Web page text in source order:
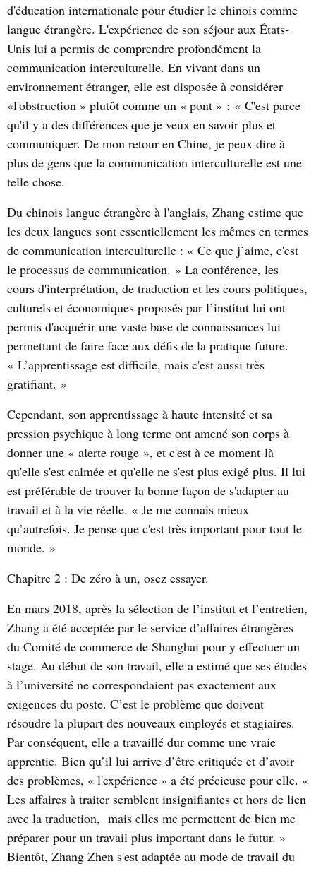
d'éducation internationale pour étudier le chinois comme
langue étrangère. L'expérience de son séjour aux États-
Unis lui a permis de comprendre profondément la
communication interculturelle. En vivant dans un
environnement étranger, elle est disposée à considérer
«l'obstruction » plutôt comme un « pont » : « C'est parce
qu'il y a des différences que je veux en savoir plus et
communiquer. De mon retour en Chine, je peux dire à
plus de gens que la communication interculturelle est une
telle chose.
Du chinois langue étrangère à l'anglais, Zhang estime que
les deux langues sont essentiellement les mêmes en termes
de communication interculturelle : « Ce que j’aime, c'est
le processus de communication. » La conférence, les
cours d'interprétation, de traduction et les cours politiques,
culturels et économiques proposés par l’institut lui ont
permis d'acquérir une vaste base de connaissances lui
permettant de faire face aux défis de la pratique future.
« L’apprentissage est difficile, mais c'est aussi très
gratifiant. »
Cependant, son apprentissage à haute intensité et sa
pression psychique à long terme ont amené son corps à
donner une « alerte rouge », et c'est à ce moment-là
qu'elle s'est calmée et qu'elle ne s'est plus exigé plus. Il lui
est préférable de trouver la bonne façon de s'adapter au
travail et à la vie réelle. « Je me connais mieux
qu’autrefois. Je pense que c'est très important pour tout le
monde. »
Chapitre 2 : De zéro à un, osez essayer.
En mars 2018, après la sélection de l’institut et l’entretien,
Zhang a été acceptée par le service d’affaires étrangères
du Comité de commerce de Shanghai pour y effectuer un
stage. Au début de son travail, elle a estimé que ses études
à l’université ne correspondaient pas exactement aux
exigences du poste. C’est le problème que doivent
résoudre la plupart des nouveaux employés et stagiaires.
Par conséquent, elle a travaillé dur comme une vraie
apprentie. Bien qu’il lui arrive d’être critiquée et d’avoir
des problèmes, « l'expérience » a été précieuse pour elle. «
Les affaires à traiter semblent insignifiantes et hors de lien
avec la traduction, mais elles me permettent de bien me
préparer pour un travail plus important dans le futur. »
Bientôt, Zhang Zhen s'est adaptée au mode de travail du